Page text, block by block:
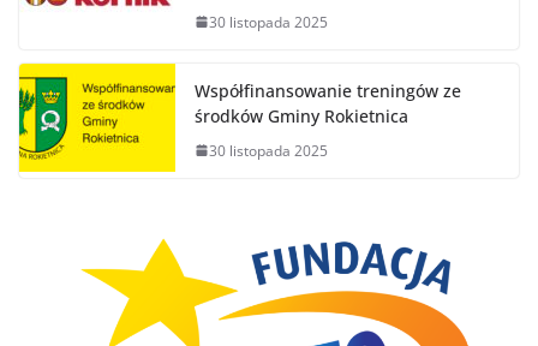
30 listopada 2025
Współfinansowanie treningów ze
środków Gminy Rokietnica
30 listopada 2025